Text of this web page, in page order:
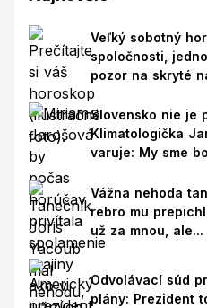
Veľký sobotný
spoločnosti,
pozor na skryté
Slovensko nie je
Klimatologička
varuje: My sme
Vážna nehoda
rebro mu
už za mnou, ale...
Odvolávací súd
plány: Prezident